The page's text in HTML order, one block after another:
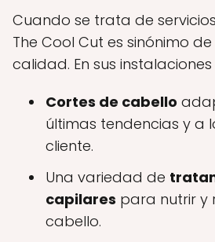
Cuando se trata de
The Cool Cut es sinónimo
calidad. En sus
Cortes de cabello
últimas tendencias y a
cliente.
Una variedad de
capilares para nutrir y
cabello.